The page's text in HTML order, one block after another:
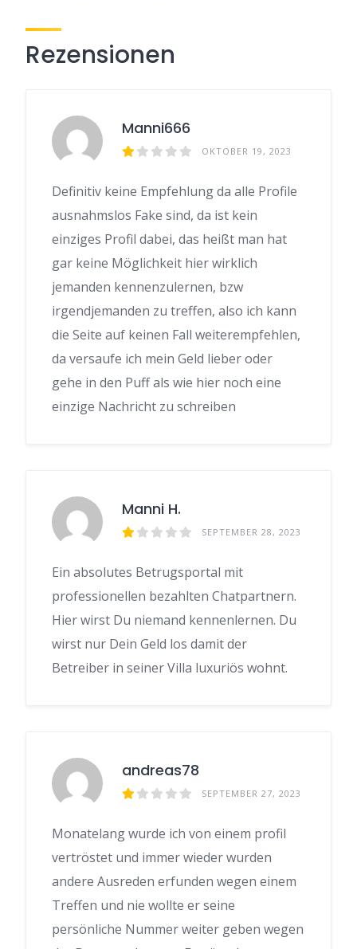
Rezensionen
Manni666
OKTOBER 19, 2023
Definitiv keine Empfehlung da alle Profile
ausnahmslos Fake sind, da ist kein
einziges Profil dabei, das heißt man hat
gar keine Möglichkeit hier wirklich
jemanden kennenzulernen, bzw
irgendjemanden zu treffen, also ich kann
die Seite auf keinen Fall weiterempfehlen,
da versaufe ich mein Geld lieber oder
gehe in den Puff als wie hier noch eine
einzige Nachricht zu schreiben
Manni H.
SEPTEMBER 28, 2023
Ein absolutes Betrugsportal mit
professionellen bezahlten Chatpartnern.
Hier wirst Du niemand kennenlernen. Du
wirst nur Dein Geld los damit der
Betreiber in seiner Villa luxuriös wohnt.
andreas78
SEPTEMBER 27, 2023
Monatelang wurde ich von einem profil
vertröstet und immer wieder wurden
andere Ausreden erfunden wegen einem
Treffen und nie wollte er seine
persönliche Nummer weiter geben wegen